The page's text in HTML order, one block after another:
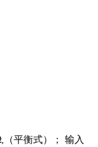
平衡式）； 输入